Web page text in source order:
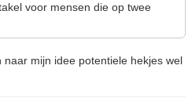
voor mensen die op twee
mijn idee potentiele hekjes wel